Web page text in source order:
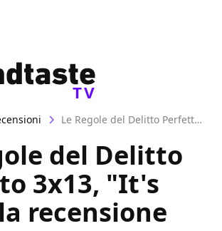
TV
Le Regole del Delitto Perfetto 3x13, "It's War": la recensione
del Delitto
3x13, "It's
recensione